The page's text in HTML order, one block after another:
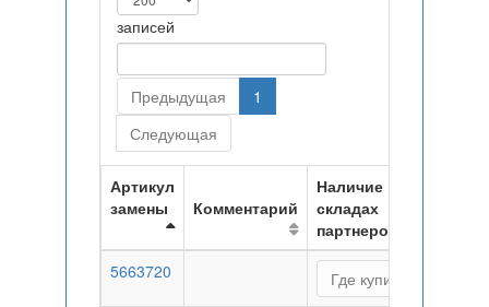
записей
Предыдущая
1
Следующая
Артикул
замены
Комментарий
Наличие на
складах
партнеров
5663720
Где купить